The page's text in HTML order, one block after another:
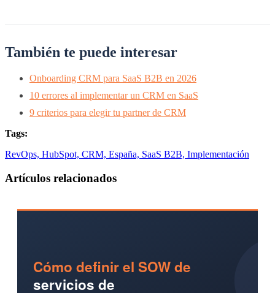
También te puede interesar
Onboarding CRM para SaaS B2B en 2026
10 errores al implementar un CRM en SaaS
9 criterios para elegir tu partner de CRM
Tags:
RevOps, HubSpot, CRM, España, SaaS B2B, Implementación
Artículos relacionados